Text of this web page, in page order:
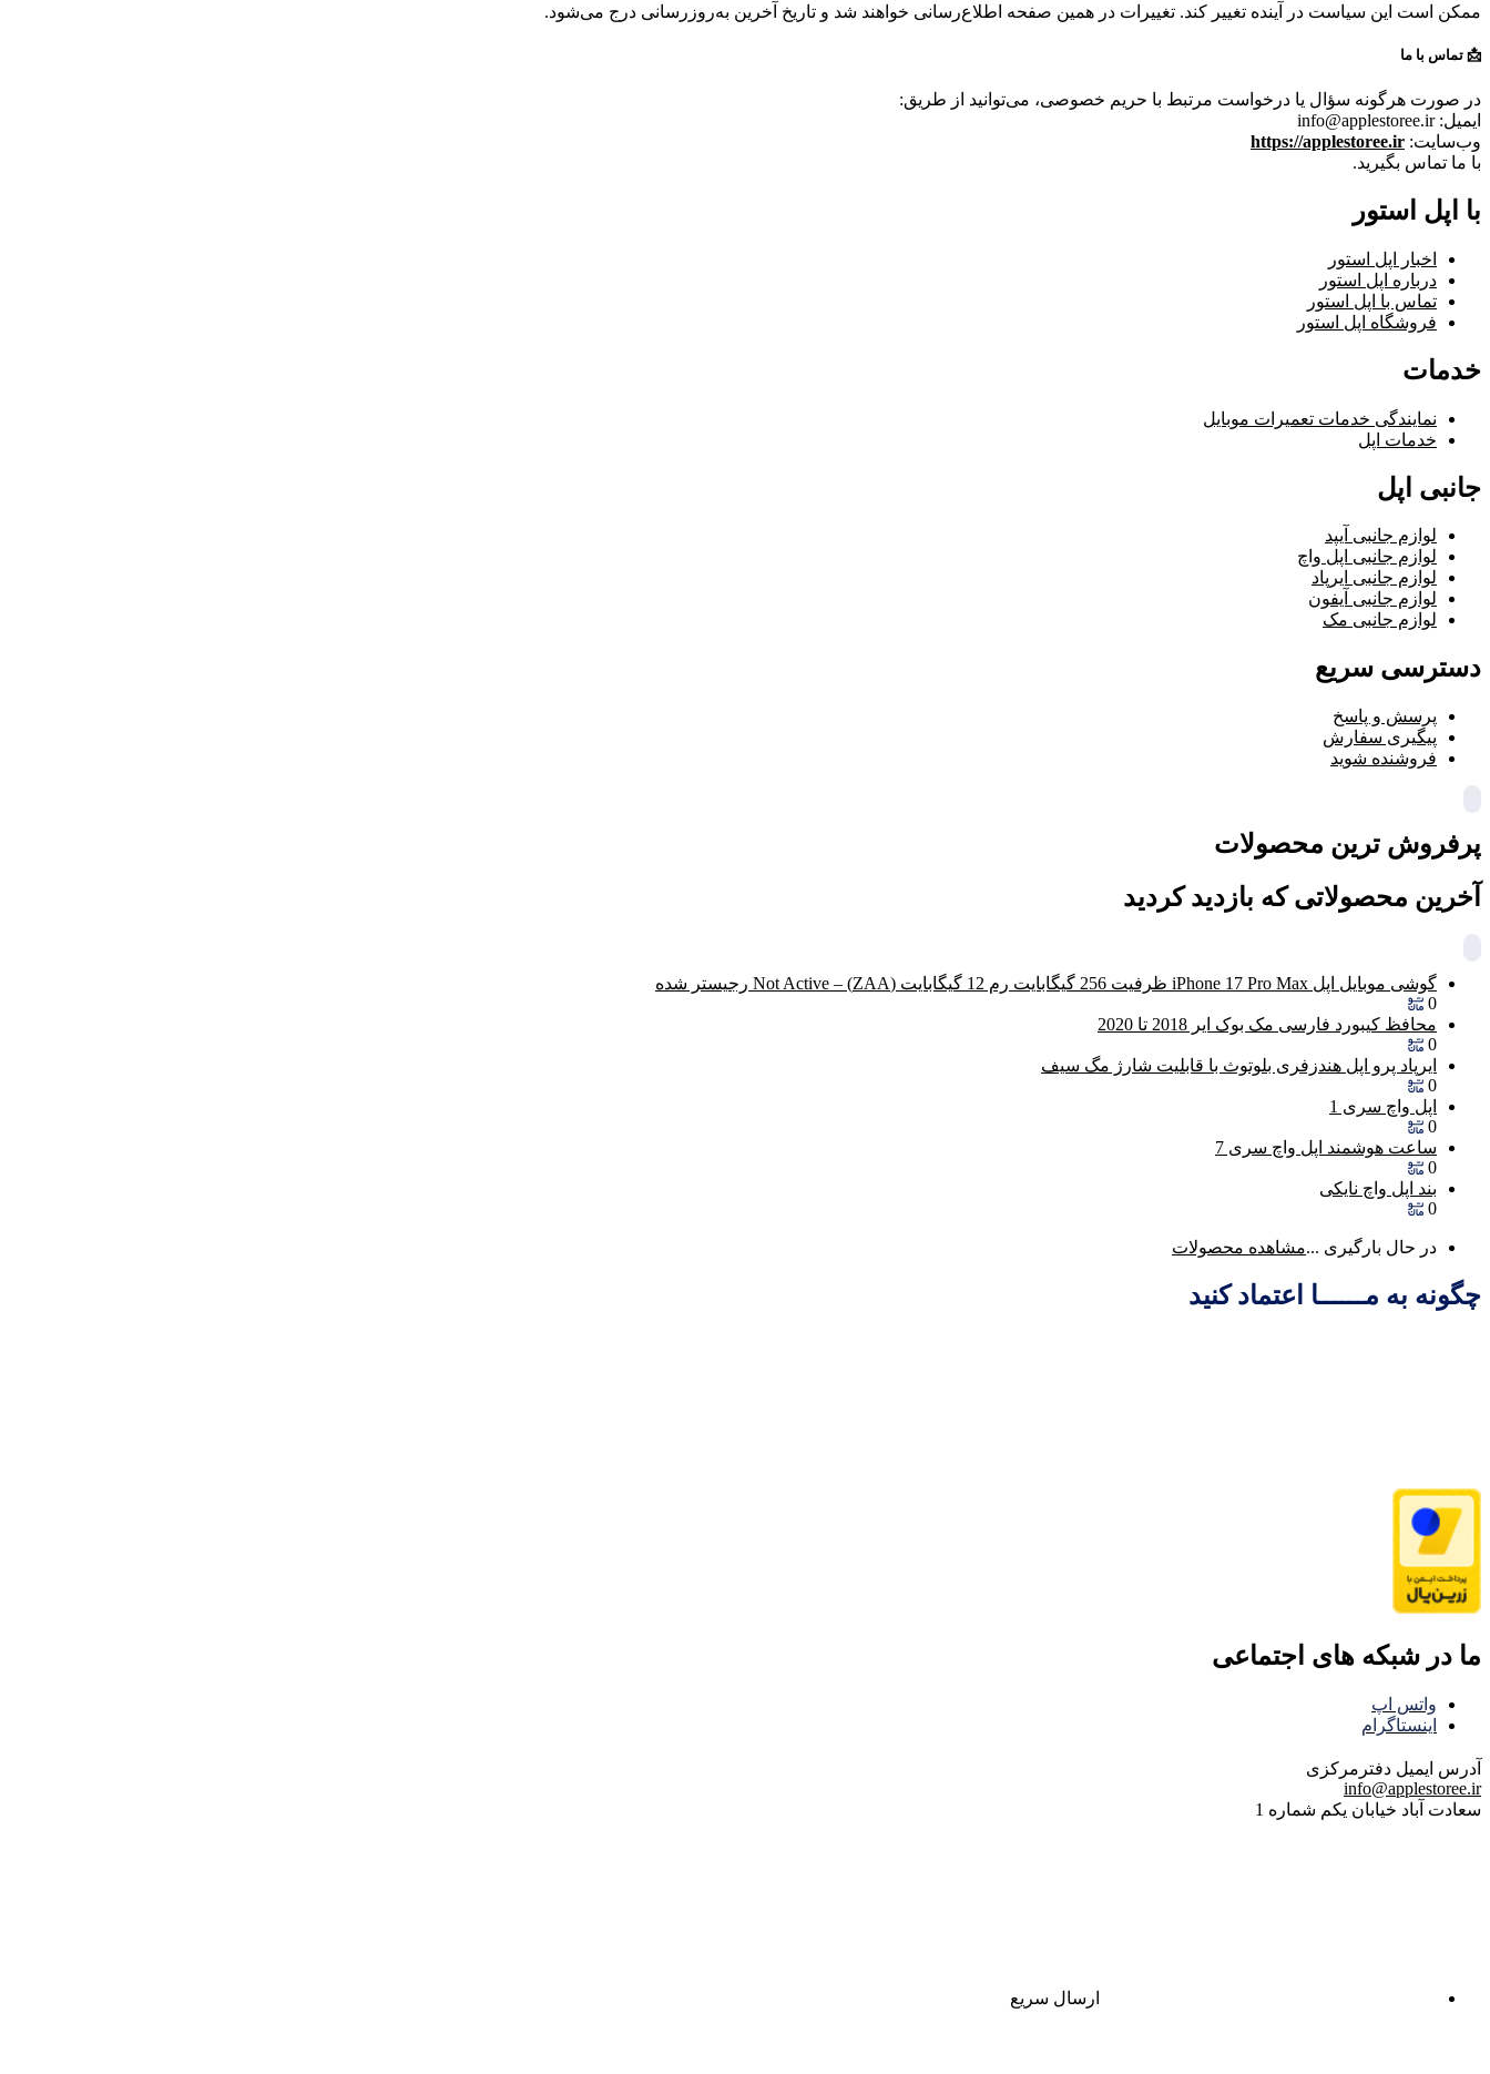
ممکن است این سیاست در آینده تغییر کند. تغییرات در همین صفحه اطلاع‌رسانی خواهند شد و تاریخ آخرین به‌روزرسانی درج می‌شود.
📩 تماس با ما
در صورت هرگونه سؤال یا درخواست مرتبط با حریم خصوصی، می‌توانید از طریق:
ایمیل: info@applestoree.ir
وب‌سایت: https://applestoree.ir
با ما تماس بگیرید.
با اپل استور
اخبار اپل استور
درباره اپل استور
تماس با اپل استور
فروشگاه اپل استور
خدمات
نمایندگی خدمات تعمیرات موبایل
خدمات اپل
جانبی اپل
لوازم جانبی آیپد
لوازم جانبی اپل واچ
لوازم جانبی ایرپاد
لوازم جانبی آیفون
لوازم جانبی مک
دسترسی سریع
پرسش و پاسخ
پیگیری سفارش
فروشنده شوید
پرفروش ترین محصولات
آخرین محصولاتی که بازدید کردید
گوشی موبایل اپل iPhone 17 Pro Max ظرفیت 256 گیگابایت رم 12 گیگابایت (ZAA) – Not Active رجیستر شده
0
محافظ کیبورد فارسی مک بوک ایر 2018 تا 2020
0
ایرپاد پرو اپل هندزفری بلوتوث با قابلیت شارژ مگ سیف
0
اپل واچ سری 1
0
ساعت هوشمند اپل واچ سری 7
0
بند اپل واچ نایکی
0
در حال بارگیری ...مشاهده محصولات
چگونه به مــــــا اعتماد کنید
ما در شبکه های اجتماعی
واتس اپ
اینستاگرام
آدرس ایمیل دفترمرکزی
info@applestoree.ir
سعادت آباد خیابان یکم شماره 1
ارسال سریع